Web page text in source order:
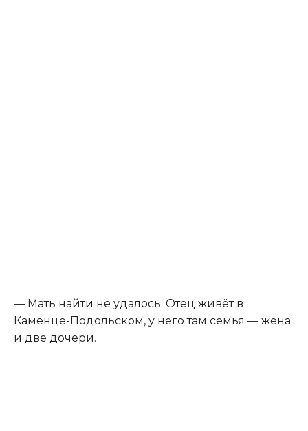
— Мать найти не удалось. Отец живёт в
Каменце-Подольском, у него там семья — жена
и две дочери.